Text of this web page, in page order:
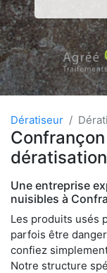
Dératiseur
dératisation
Une entreprise
nuisibles à
Les produits usés
parfois être
confiez
Notre structure